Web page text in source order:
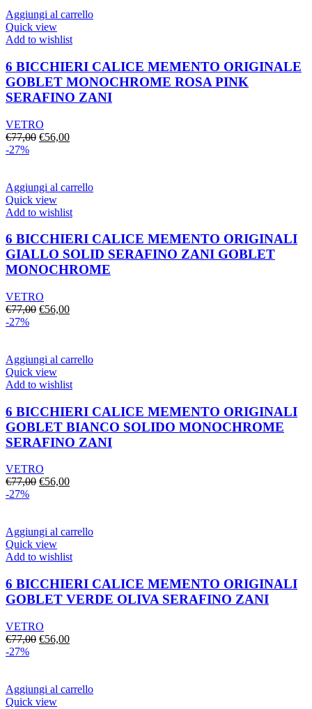
€77,00.€56,00.
Aggiungi al carrello
Quick view
Add to wishlist
6 BICCHIERI CALICE MEMENTO ORIGINALE
GOBLET MONOCHROME ROSA PINK
SERAFINO ZANI
VETRO
€77,00 Il
€77,00.
€56,00Il
€56,00.
-27%
Aggiungi al carrello
Quick view
Add to wishlist
6 BICCHIERI CALICE MEMENTO ORIGINALI
GIALLO SOLID SERAFINO ZANI GOBLET
MONOCHROME
VETRO
€77,00 Il
€77,00.
€56,00Il
€56,00.
-27%
Aggiungi al carrello
Quick view
Add to wishlist
6 BICCHIERI CALICE MEMENTO ORIGINALI
GOBLET BIANCO SOLIDO MONOCHROME
SERAFINO ZANI
VETRO
€77,00 Il
€77,00.
€56,00Il
€56,00.
-27%
Aggiungi al carrello
Quick view
Add to wishlist
6 BICCHIERI CALICE MEMENTO ORIGINALI
GOBLET VERDE OLIVA SERAFINO ZANI
VETRO
€77,00 Il
€77,00.
€56,00Il
€56,00.
-27%
Aggiungi al carrello
Quick view